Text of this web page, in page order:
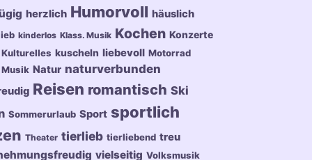
herzlich Humorvoll häuslich
kinderlos Klass. Musik Kochen Konzerte
Kulturelles kuscheln liebevoll Motorrad
Musik Natur naturverbunden
Reisen romantisch Ski
Sommerurlaub Sport sportlich
Theater tierlieb tierliebend treu
vielseitig Volksmusik